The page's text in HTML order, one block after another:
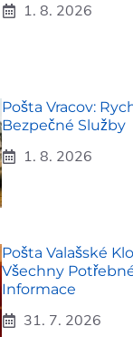
1. 8. 2026
Pošta Vracov:
Bezpečné Služby
1. 8. 2026
Pošta Valašské
Všechny
Informace
31. 7. 2026